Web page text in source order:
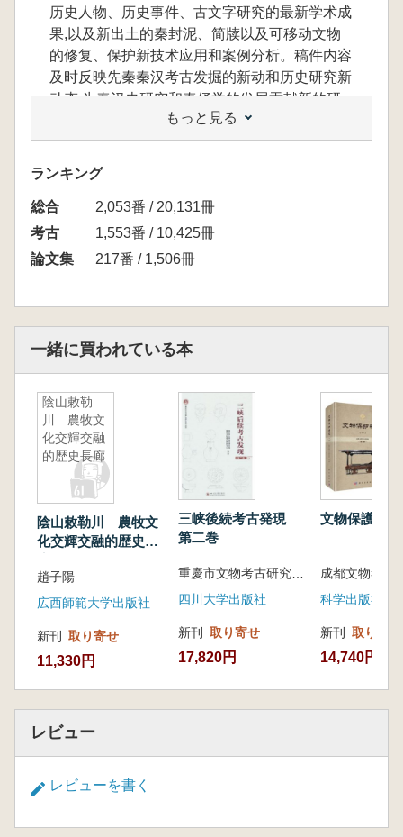
历史人物、历史事件、古文字研究的最新学术成
果,以及新出土的秦封泥、简牍以及可移动文物
的修复、保护新技术应用和案例分析。稿件内容
及时反映先秦秦汉考古发掘的新动和历史研究新
动态,为秦汉史研究和秦俑学的发展贡献新的研
究成果,为博物馆学、文化遗产学、文物保护等
领域研究提供重要的参考资料。
もっと見る
ランキング
総合
2,053番 / 20,131冊
考古
1,553番 / 10,425冊
論文集
217番 / 1,506冊
一緒に買われている本
陰山敕勒
川 農牧文
化交輝交融
的歴史長廊
陰山敕勒川 農牧文
化交輝交融的歴史長
趙子陽
広西師範大学出版社
新刊 取り寄せ
11,330円
三峡後続考古発現
第二巻
重慶市文物考古研究院 重慶文化遺産保護中心 編著
四川大学出版社
新刊 取り寄せ
17,820円
文物保護研
科学出版社
新刊 取り寄せ
14,740円
レビュー
レビューを書く